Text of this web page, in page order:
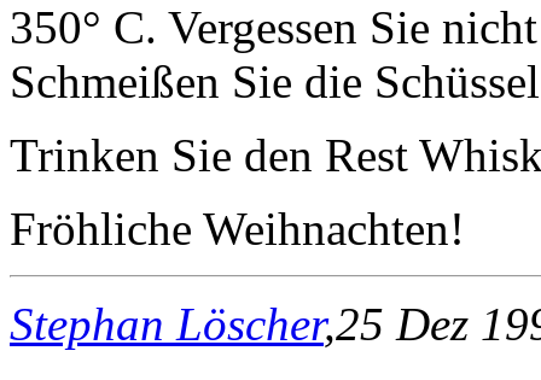
350° C. Vergessen Sie
Schmeißen Sie die
Trinken Sie den Rest
Fröhliche Weihnachten!
Stephan Löscher,25 Dez